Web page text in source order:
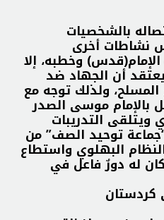
بالشخصيات
نشاطات أخرى
وخطبه، إلا
أن الجهاد ضد
المسلح، ولذلك توجه مع
بالإمام موسى الصدر
التدريبات
توحيد الصف” من
البهلوي واستطاع
له دورٌ فاعل في
كردستان